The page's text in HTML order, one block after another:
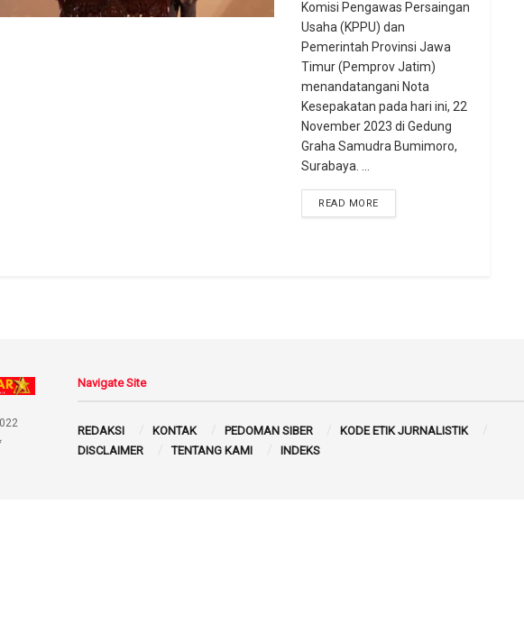
Komisi Pengawas Persaingan
Usaha (KPPU) dan
Pemerintah Provinsi Jawa
Timur (Pemprov Jatim)
menandatangani Nota
Kesepakatan pada hari ini, 22
November 2023 di Gedung
Graha Samudra Bumimoro,
Surabaya. ...
READ MORE
Navigate Site
REDAKSI KONTAK PEDOMAN SIBER
KODE ETIK JURNALISTIK
DISCLAIMER
TENTANG KAMI INDEKS